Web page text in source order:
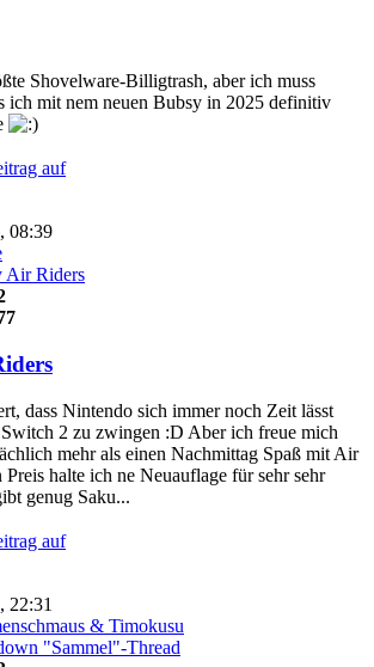
Shovelware-Billigtrash, aber ich muss
ich mit nem neuen Bubsy in 2025 definitiv
auf
08:39
Air Riders
dass Nintendo sich immer noch Zeit lässt
2 zu zwingen :D Aber ich freue mich
mehr als einen Nachmittag Spaß mit Air
halte ich ne Neuauflage für sehr sehr
genug Saku...
auf
22:31
& Timokusu
"Sammel"-Thread